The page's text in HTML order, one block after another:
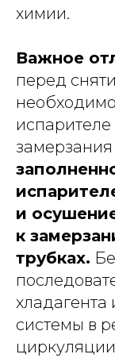
химии.
Важное
перед
необходимо
испарителе
и
к
трубках.
хладагента
системы в